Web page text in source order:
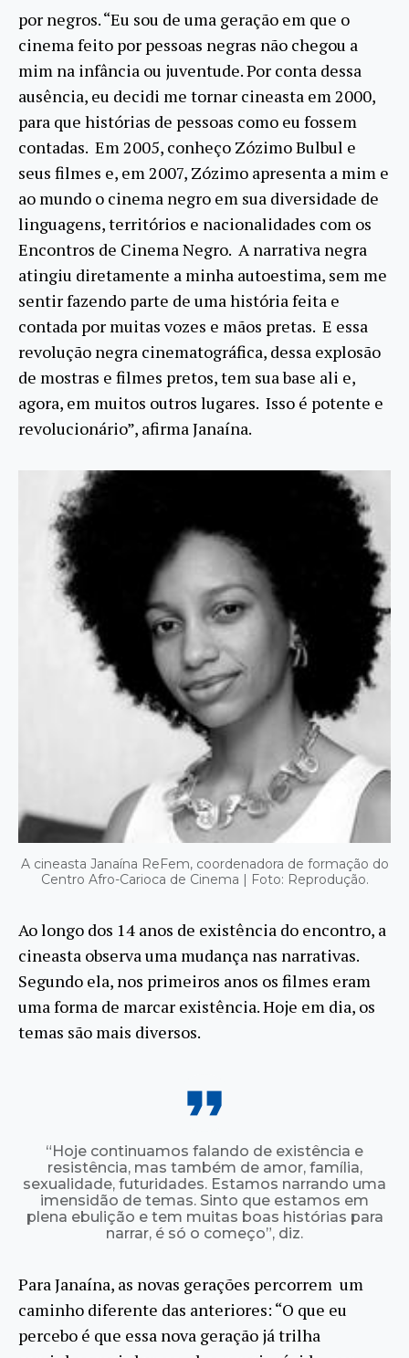
por negros. “Eu sou de uma geração em que o
cinema feito por pessoas negras não chegou a
mim na infância ou juventude. Por conta dessa
ausência, eu decidi me tornar cineasta em 2000,
para que histórias de pessoas como eu fossem
contadas. Em 2005, conheço Zózimo Bulbul e
seus filmes e, em 2007, Zózimo apresenta a mim e
ao mundo o cinema negro em sua diversidade de
linguagens, territórios e nacionalidades com os
Encontros de Cinema Negro. A narrativa negra
atingiu diretamente a minha autoestima, sem me
sentir fazendo parte de uma história feita e
contada por muitas vozes e mãos pretas. E essa
revolução negra cinematográfica, dessa explosão
de mostras e filmes pretos, tem sua base ali e,
agora, em muitos outros lugares. Isso é potente e
revolucionário”, afirma Janaína.
A cineasta Janaína ReFem, coordenadora de formação do
Centro Afro-Carioca de Cinema | Foto: Reprodução.
Ao longo dos 14 anos de existência do encontro, a
cineasta observa uma mudança nas narrativas.
Segundo ela, nos primeiros anos os filmes eram
uma forma de marcar existência. Hoje em dia, os
temas são mais diversos.
“Hoje continuamos falando de existência e
resistência, mas também de amor, família,
sexualidade, futuridades. Estamos narrando uma
imensidão de temas. Sinto que estamos em
plena ebulição e tem muitas boas histórias para
narrar, é só o começo”, diz.
Para Janaína, as novas gerações percorrem um
caminho diferente das anteriores: “O que eu
percebo é que essa nova geração já trilha